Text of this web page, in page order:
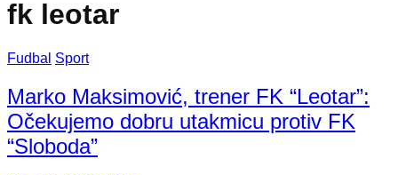
fk leotar
Fudbal Sport
Marko Maksimović, trener FK “Leotar”:
Očekujemo dobru utakmicu protiv FK
“Sloboda”